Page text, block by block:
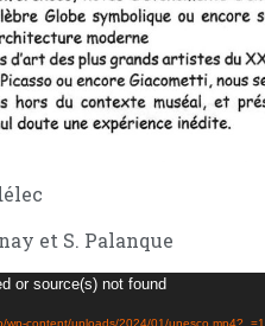
et S. Palanque
or source(s) not found
wp-content/uploads/2024/01/unesco.mp4?_=1